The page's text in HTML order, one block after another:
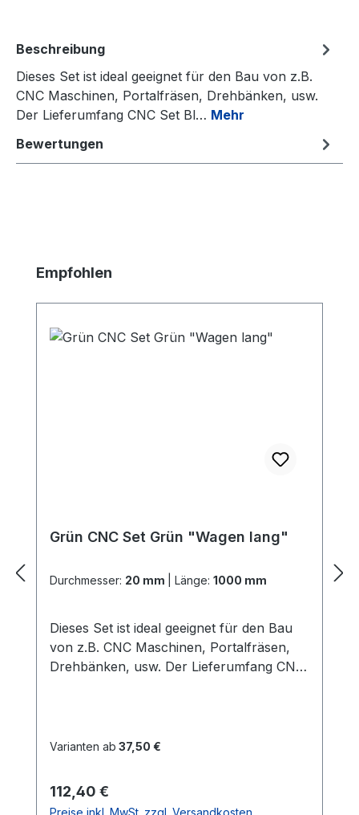
Beschreibung
Dieses Set ist ideal geeignet für den Bau von z.B.
CNC Maschinen, Portalfräsen, Drehbänken, usw.
Der Lieferumfang CNC Set Bl… Mehr
Bewertungen
Produktgalerie überspringen
Empfohlen
Grün CNC Set Grün "Wagen lang"
Durchmesser: 20 mm Länge: 1000 mm
Dieses Set ist ideal geeignet für den Bau
von z.B. CNC Maschinen, Portalfräsen,
Drehbänken, usw. Der Lieferumfang CNC
60 HRC 2x ALU -
(dieses ist die stabilere
Varianten ab 37,50 €
Regulärer Preis:
112,40 €
Preise inkl. MwSt. zzgl. Versandkosten